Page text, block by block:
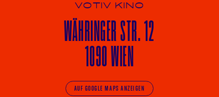
VOTIV KINO
WÄHRINGERSTR. 12
1090 WIEN
AUF GOOGLE MAPS ANZEIGEN